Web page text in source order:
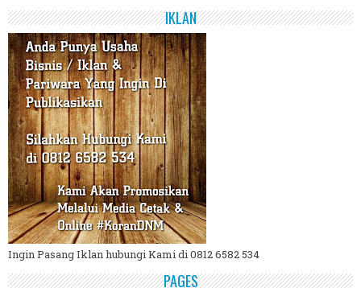
IKLAN
Ingin Pasang Iklan hubungi Kami di 0812 6582 534
PAGES